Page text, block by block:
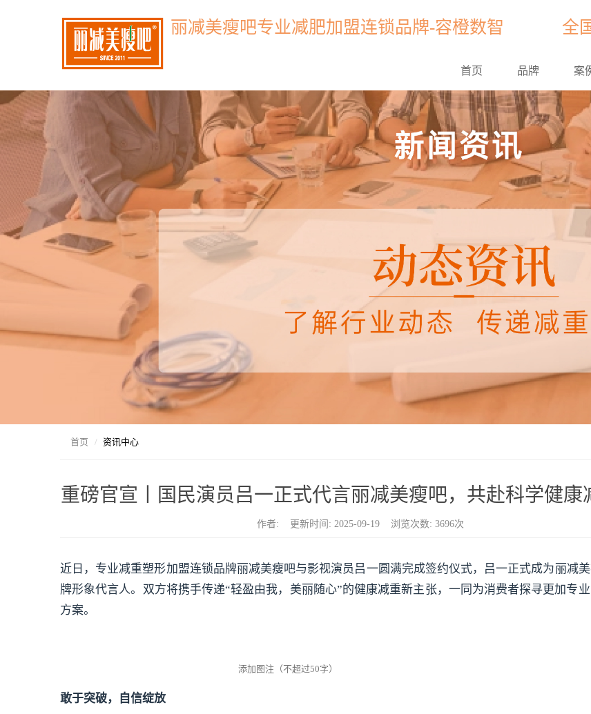
丽减美瘦吧专业减肥加盟连锁品牌-容橙数智 全
首页 品牌 案
首页 资讯中心
重磅官宣丨国民演员吕一正式代言丽减美瘦吧，共赴科学健康
作者: 更新时间: 2025-09-19 浏览次数: 3696次
近日，专业减重塑形加盟连锁品牌丽减美瘦吧与影视演员吕一圆满完成签约仪式，吕一正式成为丽减
牌形象代言人。双方将携手传递“轻盈由我，美丽随心”的健康减重新主张，一同为消费者探寻更加专
方案。
敢于突破，自信绽放